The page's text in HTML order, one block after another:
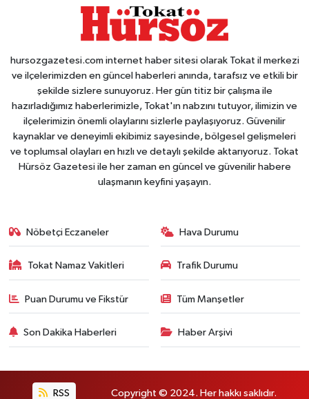
hursozgazetesi.com internet haber sitesi olarak Tokat il merkezi
ve ilçelerimizden en güncel haberleri anında, tarafsız ve etkili bir
şekilde sizlere sunuyoruz. Her gün titiz bir çalışma ile
hazırladığımız haberlerimizle, Tokat'ın nabzını tutuyor, ilimizin ve
ilçelerimizin önemli olaylarını sizlerle paylaşıyoruz. Güvenilir
kaynaklar ve deneyimli ekibimiz sayesinde, bölgesel gelişmeleri
ve toplumsal olayları en hızlı ve detaylı şekilde aktarıyoruz. Tokat
Hürsöz Gazetesi ile her zaman en güncel ve güvenilir habere
ulaşmanın keyfini yaşayın.
Nöbetçi Eczaneler Hava Durumu
Tokat Namaz Vakitleri Trafik Durumu
Puan Durumu ve Fikstür Tüm Manşetler
Son Dakika Haberleri Haber Arşivi
RSS Copyright © 2024. Her hakkı saklıdır.